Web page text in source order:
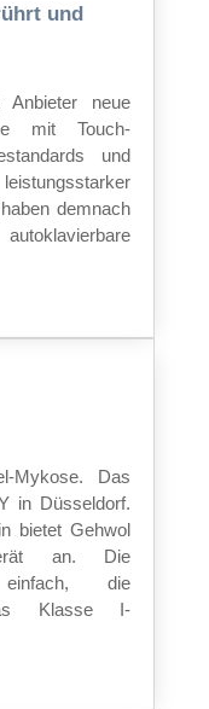
und
neue
mit Touch-
und
demnach
Mykose. Das
in Düsseldorf.
bietet Gehwol
an. Die
die
Klasse I-